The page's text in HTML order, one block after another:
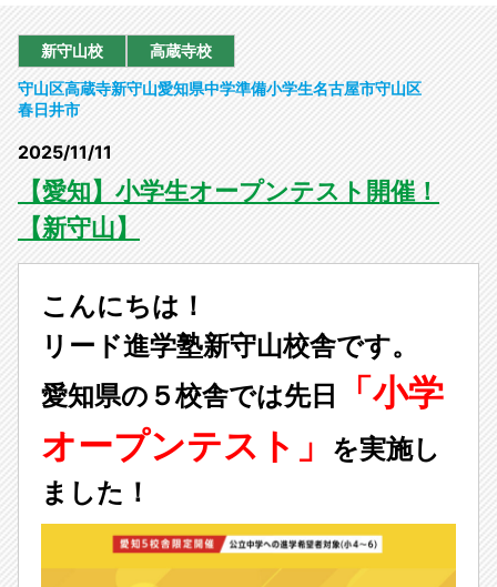
新守山校
高蔵寺校
守山区高蔵寺新守山愛知県中学準備小学生名古屋市守山区
春日井市
2025/11/11
【愛知】小学生オープンテスト開催！
【新守山】
こんにちは！
リード進学塾新守山校舎です。
愛知県の５校舎では先日
「小学
オープンテスト」
を実施し
ました！